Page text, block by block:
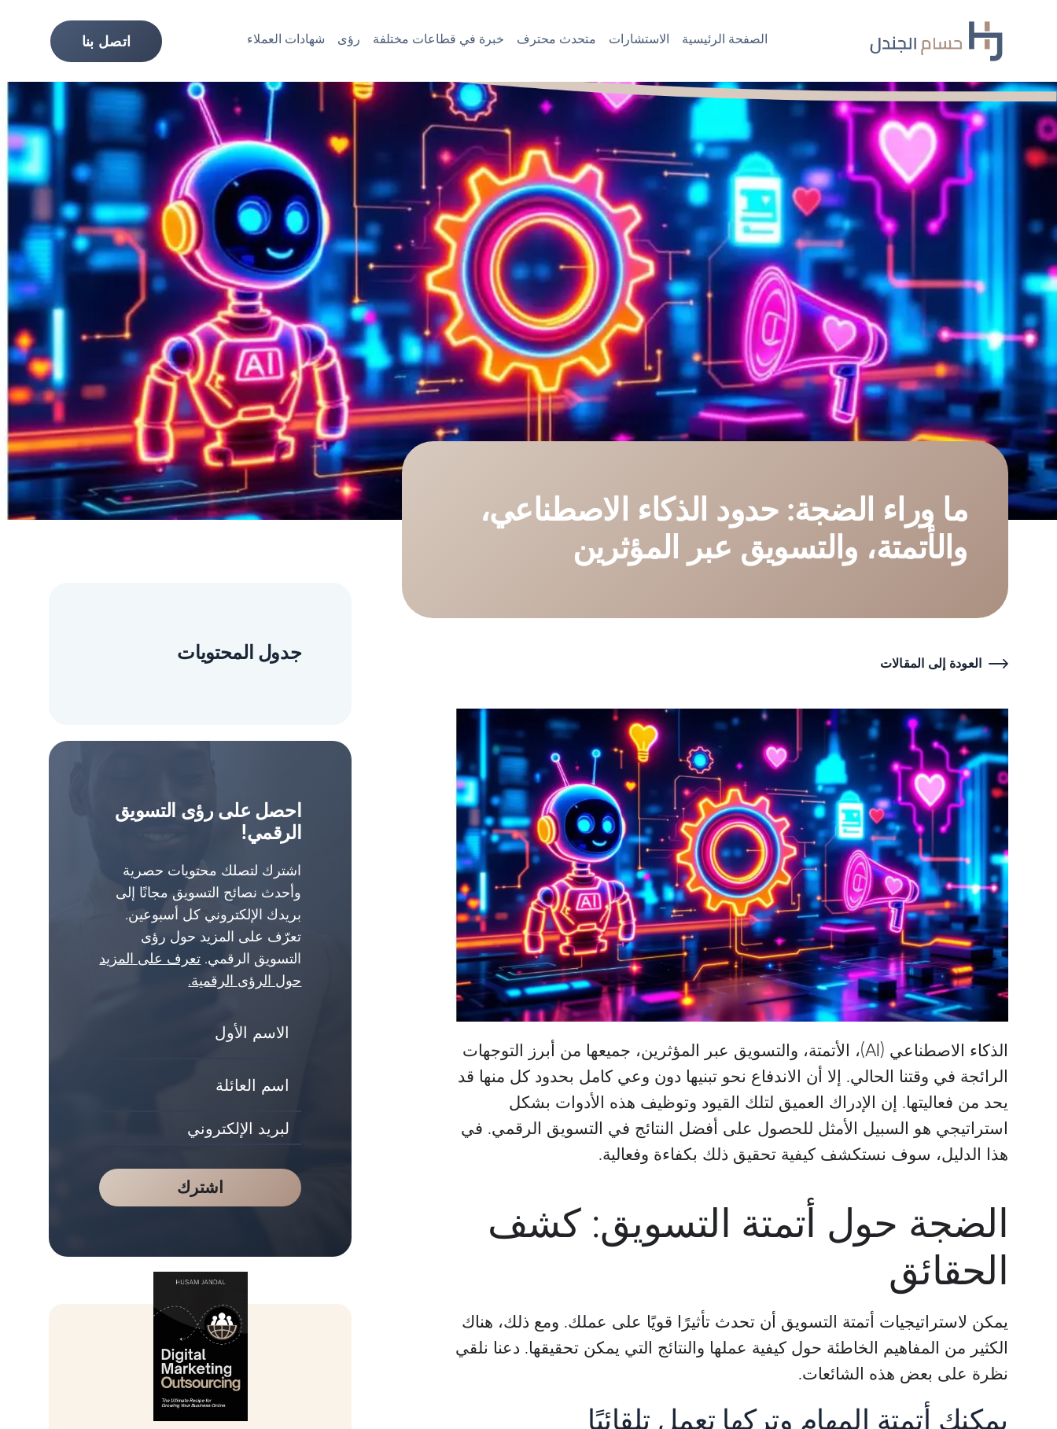
content
الصفحة الرئيسية الاستشارات متحدث محترف خبرة في قطاعات مختلفة رؤى شهادات العملاء اتصل بنا
ما وراء الضجة: حدود الذكاء الاصطناعي،
والأتمتة، والتسويق عبر المؤثرين
العودة إلى المقالات
الذكاء الاصطناعي (AI)، الأتمتة، والتسويق عبر المؤثرين، جميعها من أبرز التوجهات
الرائجة في وقتنا الحالي. إلا أن الاندفاع نحو تبنيها دون وعي كامل بحدود كل منها قد
يحد من فعاليتها. إن الإدراك العميق لتلك القيود وتوظيف هذه الأدوات بشكل
استراتيجي هو السبيل الأمثل للحصول على أفضل النتائج في التسويق الرقمي. في
هذا الدليل، سوف نستكشف كيفية تحقيق ذلك بكفاءة وفعالية.
الضجة حول أتمتة التسويق: كشف
الحقائق
يمكن لاستراتيجيات أتمتة التسويق أن تحدث تأثيرًا قويًا على عملك. ومع ذلك، هناك
الكثير من المفاهيم الخاطئة حول كيفية عملها والنتائج التي يمكن تحقيقها. دعنا نلقي
نظرة على بعض هذه الشائعات.
يمكنك أتمتة المهام وتركها تعمل تلقائيًا
جدول المحتويات
احصل على رؤى التسويق
الرقمي!
اشترك لتصلك محتويات حصرية
وأحدث نصائح التسويق مجانًا إلى
بريدك الإلكتروني كل أسبوعين.
تعرّف على المزيد حول رؤى
التسويق الرقمي. تعرف على المزيد
حول الرؤى الرقمية.
اشترك